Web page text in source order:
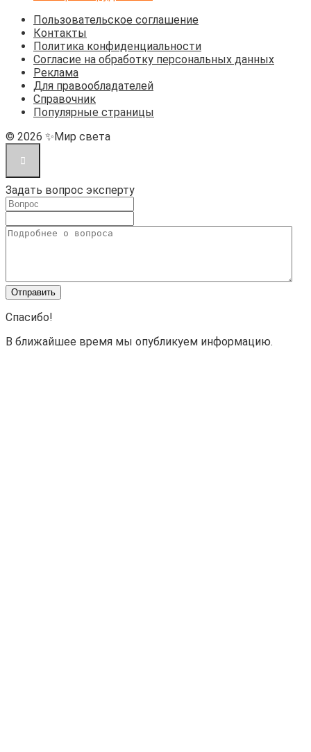
Пользовательское соглашение
Контакты
Политика конфиденциальности
Согласие на обработку персональных данных
Реклама
Для правообладателей
Справочник
Популярные страницы
© 2026 ✨Мир света
Задать вопрос эксперту
Спасибо!
В ближайшее время мы опубликуем информацию.